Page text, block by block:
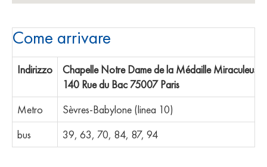
Come arrivare
Indirizzo
Chapelle Notre Dame de la Médaille Miraculeuse,
140 Rue du Bac 75007 Paris
Metro
Sèvres-Babylone (linea 10)
bus
39, 63, 70, 84, 87, 94